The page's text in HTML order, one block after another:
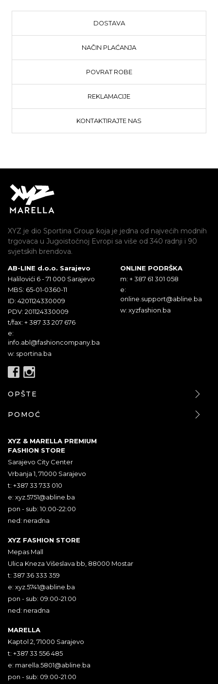
DOSTAVA
NAČIN PLAĆANJA
POVRAT ROBE
REKLAMACIJE
KONTAKTIRAJTE NAS
XYZ je dio Sportina Group koja je jedna od najvećih modnih
trgovaca u Jugoistočnoj Evropi sa više od 340 radnji i 90
svjetskih brendova.
AB-LINE d.o.o. Sarajevo
Halilovići 6 - 71 000 Sarajevo
MBS: 65-01-0360-11
ID: 4201124330009
PDV: 201124330009
t/fax: + 387 33 207 676
e:
info.abl@fashioncompany.ba
w: sportina.ba
ONLINE PODRŠKA
m: + 387 61 301 058
e:
online.support@abline.ba
w: xyzfashion.ba
OPŠTE
POMOĆ
XYZ & MARELLA PREMIUM
FASHION STORE
Sarajevo City Center
Vrbanja 1, 71000 Sarajevo
t: +387 33 733 010
e: xyz.5751@abline.ba
pon - sub: 10:00-22:00
ned: neradna
XYZ FASHION STORE
Mepas Mall
Ulica Kneza Višeslava bb, 88000 Mostar
t: 387 36 333 359
e: xyz.5741@abline.ba
pon - sub: 09:00-21:00
ned: neradna
MARELLA
Kaptol 2, 71000 Sarajevo
t: +387 33 556 485
e: marella.5801@abline.ba
pon - sub: 09:00-21:00